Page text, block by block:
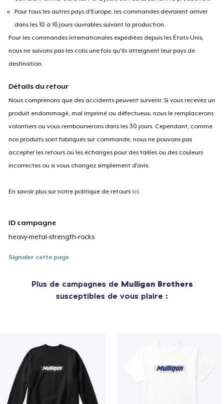
Pour tous les autres pays d'Europe, les commandes devraient arriver
dans les 10 à 16 jours ouvrables suivant la production.
Pour les commandes internationales expédiées depuis les États-Unis,
nous ne suivons pas les colis une fois qu'ils atteignent leur pays de
destination.
Détails du retour
Nous comprenons que des accidents peuvent survenir. Si vous recevez un
produit endommagé, mal imprimé ou défectueux, nous le remplacerons
volontiers ou vous rembourserons dans les 30 jours. Cependant, comme
nos produits sont fabriqués sur commande, nous ne pouvons pas
accepter les retours ou les échanges pour des tailles ou des couleurs
incorrectes ou si vous changez simplement d'avis.
En savoir plus sur notre politique de retours ici.
ID campagne
heavy-metal-strength-rocks
Signaler cette page
Plus de campagnes de Mulligan Brothers
susceptibles de vous plaire :